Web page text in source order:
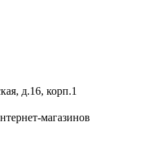
д.16, корп.1
магазинов